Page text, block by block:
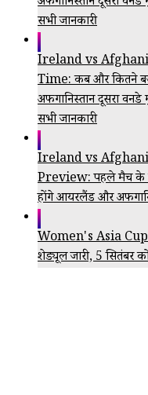
सभी जानकारी
Ireland vs
Time: कब और कितने
अफगानिस्तान दूसरा
सभी जानकारी
Ireland vs
Preview: पहले मैच के
होंगे आयरलैंड और
Women's Asia Cup
शेड्यूल जारी, 5 सितंबर